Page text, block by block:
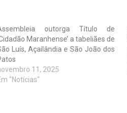
outorga Título de
Maranhense’ a tabeliães de
Luís, Açailândia e São João dos
11, 2025
"Notícias"